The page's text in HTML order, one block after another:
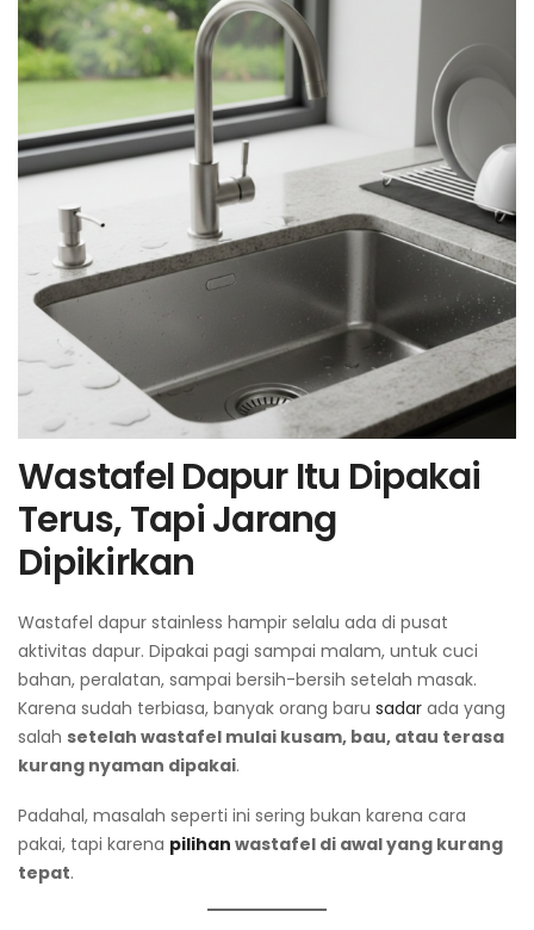
Wastafel Dapur Itu Dipakai
Terus, Tapi Jarang
Dipikirkan
Wastafel dapur stainless hampir selalu ada di pusat
aktivitas dapur. Dipakai pagi sampai malam, untuk cuci
bahan, peralatan, sampai bersih-bersih setelah masak.
Karena sudah terbiasa, banyak orang baru sadar ada yang
salah setelah wastafel mulai kusam, bau, atau terasa
kurang nyaman dipakai.
Padahal, masalah seperti ini sering bukan karena cara
pakai, tapi karena pilihan wastafel di awal yang kurang
tepat.